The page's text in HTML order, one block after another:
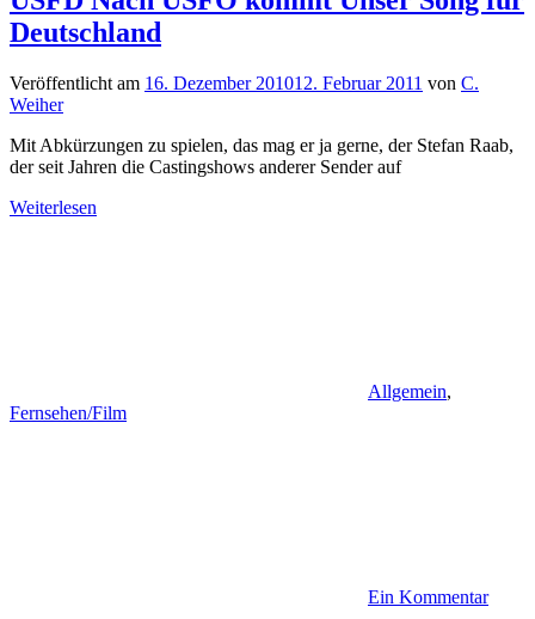
Deutschland
Veröffentlicht am 16. Dezember 201012. Februar 2011 von C.
Weiher
Mit Abkürzungen zu spielen, das mag er ja gerne, der Stefan Raab,
der seit Jahren die Castingshows anderer Sender auf
Weiterlesen
Allgemein,
Fernsehen/Film
Ein Kommentar